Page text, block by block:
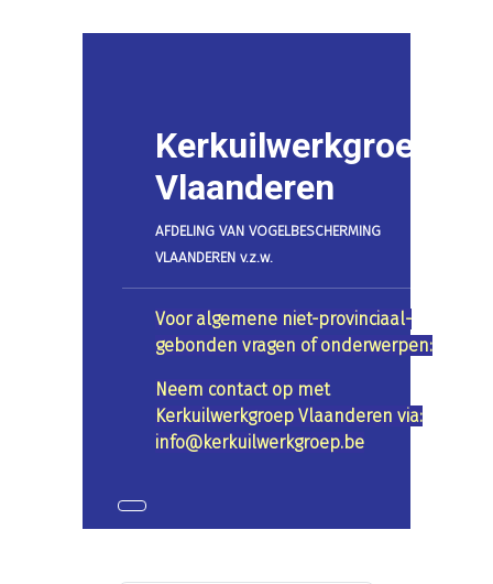
Kerkuilwerkgroep
Vlaanderen
AFDELING VAN VOGELBESCHERMING
VLAANDEREN v.z.w.
Voor algemene niet-provinciaal-
gebonden vragen of onderwerpen:
Neem contact op met
Kerkuilwerkgroep Vlaanderen via:
info@kerkuilwerkgroep.be